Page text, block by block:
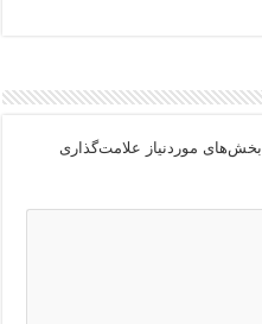
بخش‌های موردنیاز علامت‌گذاری